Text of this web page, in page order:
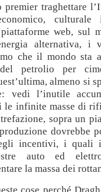
premier traghettare
culturale
web, sul
alternativa, i
che il mondo sta
petrolio per
almeno si
vedi l’inutile
le infinite masse di
sopra un
dovrebbe
incentivi, i quali
auto ed
la massa dei